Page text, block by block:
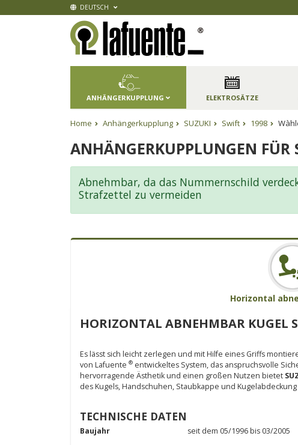
DEUTSCH
ANHÄNGERKUPPLUNG ELEKTROSÄTZE
Home Anhängerkupplung SUZUKI Swift 1998
ANHÄNGERKUPPLUNGEN
Abnehmbar, da das Nummernschild
Strafzettel zu vermeiden
Horizontal
HORIZONTAL ABNEHMBAR KUGEL
Es lässt sich leicht zerlegen und mit Hilfe eines Griffs
von Lafuente ® entwickeltes System, das anspruchsvolle
hervorragende Ästhetik und einen großen Nutzen bietet
des Kugels, Handschuhen, Staubkappe und
TECHNISCHE DATEN
Baujahr
seit dem 05/1996 bis 03/2005